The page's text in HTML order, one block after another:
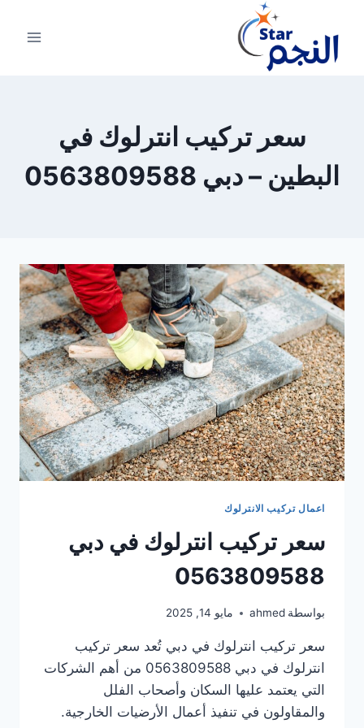
المحتوى
سعر تركيب انترلوك في
البطين – دبي 0563809588
اعمال تركيب الانترلوك
سعر تركيب انترلوك في دبي
0563809588
بواسطة ahmed مايو 14, 2025
سعر تركيب انترلوك في دبي تُعد سعر تركيب
انترلوك في دبي 0563809588 من أهم الشركات
التي يعتمد عليها السكان وأصحاب الفلل
والمقاولون في تنفيذ أعمال الأرضيات الخارجية.